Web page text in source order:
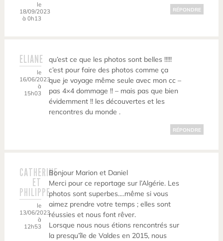
le
18/09/2023
à 0h13
RÉPONDRE
ELIANE
le
16/06/2023
à
15h03
qu’est ce que les photos sont belles !!!!!
c’est pour faire des photos comme ça
que je voyage même seule avec mon cc –
pas 4×4 dommage !! – mais pas que bien
évidemment !! les découvertes et les
rencontres du monde .
RÉPONDRE
CATHERINE
ET
PHILIPPE
le
13/06/2023
à
12h53
Bonjour Marion et Daniel
Merci pour ce reportage sur l’Algérie. Les
photos sont superbes….même si vous
aimez prendre votre temps ; elles sont
réussies et nous font rêver.
Lorsque nous nous étions rencontrés sur
la presqu’île de Valdes en 2015, nous